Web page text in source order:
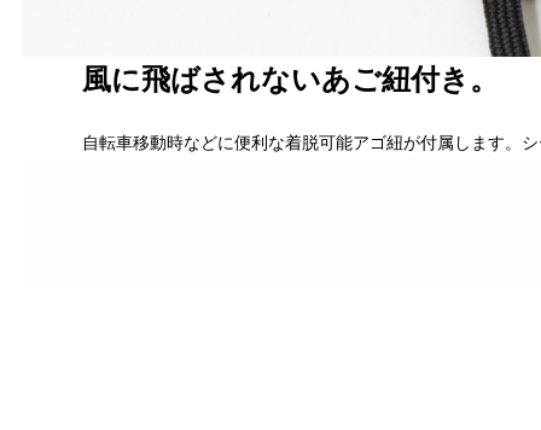
風に飛ばされないあご紐付き。
自転車移動時などに便利な着脱可能アゴ紐が付属します。